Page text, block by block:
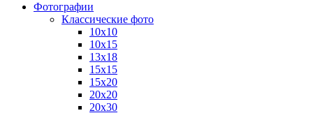
Фотографии
Классические фото
10х10
10х15
13х18
15х15
15х20
20х20
20х30